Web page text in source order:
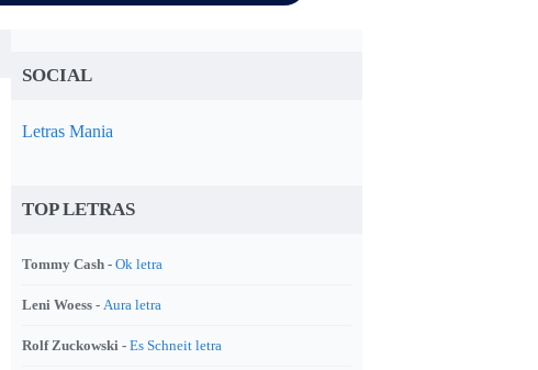
SOCIAL
Letras Mania
TOP LETRAS
Tommy Cash - Ok letra
Leni Woess - Aura letra
Rolf Zuckowski - Es Schneit letra